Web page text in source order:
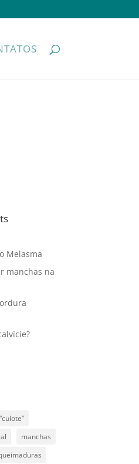
Melasma
manchas na
manchas